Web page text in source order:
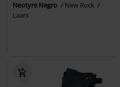
Neotyre Negro
New Rock
Laars